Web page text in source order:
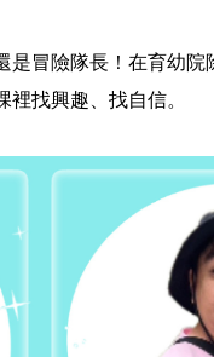
冒險隊長！在育幼院
找興趣、找自信。